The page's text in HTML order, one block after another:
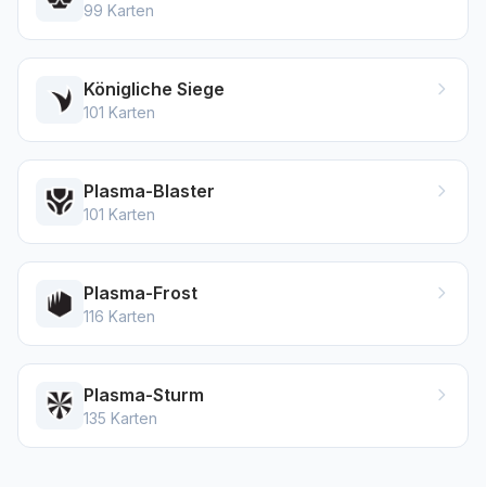
99 Karten
Königliche Siege
101 Karten
Plasma-Blaster
101 Karten
Plasma-Frost
116 Karten
Plasma-Sturm
135 Karten